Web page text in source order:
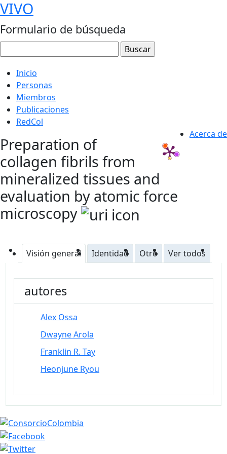
VIVO
Formulario de búsqueda
Inicio
Personas
Miembros
Publicaciones
RedCol
Acerca de
Preparation of
collagen fibrils from
mineralized tissues and
evaluation by atomic force
microscopy
Visión general Identidad Otro Ver todos
autores
Alex Ossa
Dwayne Arola
Franklin R. Tay
Heonjune Ryou